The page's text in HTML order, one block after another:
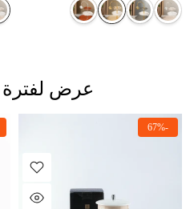
عرض
-67%